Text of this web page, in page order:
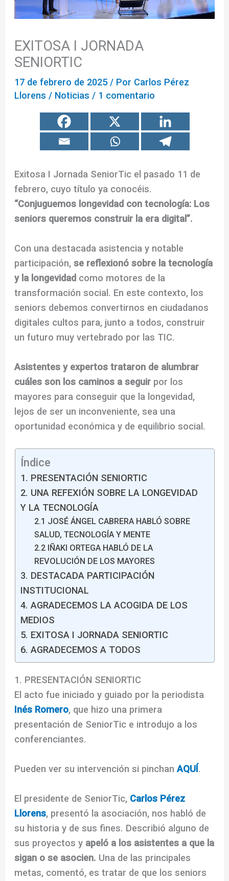
EXITOSA I JORNADA
SENIORTIC
17 de febrero de 2025 / Por Carlos Pérez
Llorens / Noticias / 1 comentario
Exitosa I Jornada SeniorTic el pasado 11 de
febrero, cuyo título ya conocéis.
“Conjuguemos longevidad con tecnología: Los
seniors queremos construir la era digital”.
Con una destacada asistencia y notable
participación,se reflexionó sobre la tecnología
y la longevidad como motores de la
transformación social. En este contexto, los
seniors debemos convertirnos en ciudadanos
digitales cultos para, junto a todos, construir
un futuro muy vertebrado por las TIC.
Asistentes y expertos trataron de alumbrar
cuáles son los caminos a seguir por los
mayores para conseguir que la longevidad,
lejos de ser un inconveniente, sea una
oportunidad económica y de equilibrio social.
Índice
1. PRESENTACIÓN SENIORTIC
2. UNA REFEXIÓN SOBRE LA LONGEVIDAD
Y LA TECNOLOGÍA
2.1 JOSÉ ÁNGEL CABRERA HABLÓ SOBRE
SALUD, TECNOLOGÍA Y MENTE
2.2 IÑAKI ORTEGA HABLÓ DE LA
REVOLUCIÓN DE LOS MAYORES
3. DESTACADA PARTICIPACIÓN
INSTITUCIONAL
4. AGRADECEMOS LA ACOGIDA DE LOS
MEDIOS
5. EXITOSA I JORNADA SENIORTIC
6. AGRADECEMOS A TODOS
1. PRESENTACIÓN SENIORTIC
El acto fue iniciado y guiado por la periodista
Inés Romero, que hizo una primera
presentación de SeniorTic e introdujo a los
conferenciantes.
Pueden ver su intervención si pinchanAQUÍ.
El presidente de SeniorTic, Carlos Pérez
Llorens, presentó la asociación, nos habló de
su historia y de sus fines. Describió alguno de
sus proyectos y apeló a los asistentes a que la
sigan o se asocien. Una de las principales
metas, comentó, es tratar de que los seniors